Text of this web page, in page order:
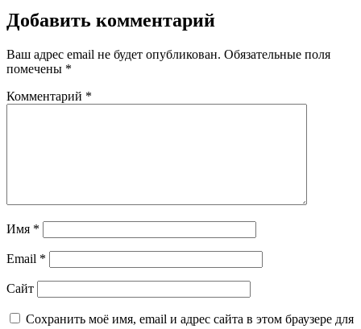
Добавить комментарий
Ваш адрес email не будет опубликован. Обязательные поля
помечены *
Комментарий *
Имя *
Email *
Сайт
Сохранить моё имя, email и адрес сайта в этом браузере для